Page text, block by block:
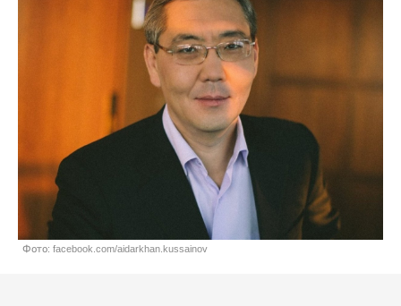
Фото: facebook.com/aidarkhan.kussainov